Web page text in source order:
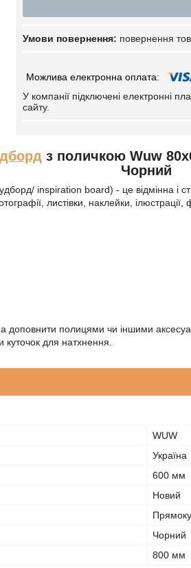
повернення
У компанії підключені електронні
сайту.
з поличкою Wuw
Чорний
inspiration board) - це відмінна і
листівки, наклейки, ілюстрації,
доповнити полицями чи іншими
куточок для натхнення.
WUW
Україна
600 мм
Новий
Чорний
800 мм